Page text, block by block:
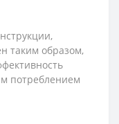
таким образом,
потреблением